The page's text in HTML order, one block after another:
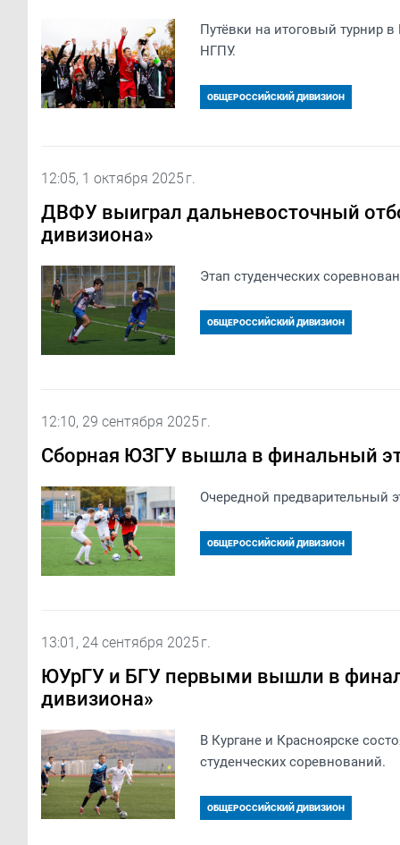
Путёвки на итоговый турнир
НГПУ.
ОБЩЕРОССИЙСКИЙ ДИВИЗИОН
12:05, 1 октября 2025 г.
ДВФУ выиграл дальневосточный
дивизиона»
Этап студенческих
ОБЩЕРОССИЙСКИЙ ДИВИЗИОН
12:10, 29 сентября 2025 г.
Сборная ЮЗГУ вышла в финальный
Очередной предварительный
ОБЩЕРОССИЙСКИЙ ДИВИЗИОН
13:01, 24 сентября 2025 г.
ЮУрГУ и БГУ первыми вышли в
дивизиона»
В Кургане и Красноярске
студенческих соревнований.
ОБЩЕРОССИЙСКИЙ ДИВИЗИОН